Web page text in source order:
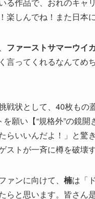
楽しんでね！また日本
ファーストサマーウイカ
言ってくれるなんて
戦状として、40枚も
願い【“規格外”の鏡
らいいんだよ！」と驚
ストが一斉に樽を破壊
ンに向けて、 楠は「
らと思います。皆さん